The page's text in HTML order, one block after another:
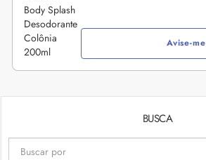
Avise-me
BUSCA